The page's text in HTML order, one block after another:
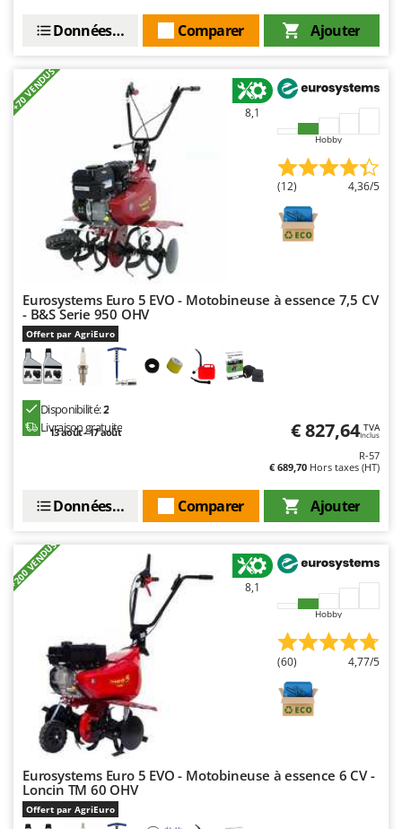
Ajouter
Comparer
Données techniques
+70 VENDUS 8,1
Hobby
(12) 4,36/5
Eurosystems Euro 5 EVO - Motobineuse à essence 7,5 CV
- B&S Serie 950 OHV
Offert par AgriEuro
Disponibilité:2
Livraison gratuite
13 août - 17 août € 827,64 TVA
Inclus
R-57
€ 689,70 Hors taxes (HT)
Ajouter
Comparer
Données techniques
+200 VENDUS 8,1
Hobby
(60) 4,77/5
Eurosystems Euro 5 EVO - Motobineuse à essence 6 CV -
Loncin TM 60 OHV
Offert par AgriEuro